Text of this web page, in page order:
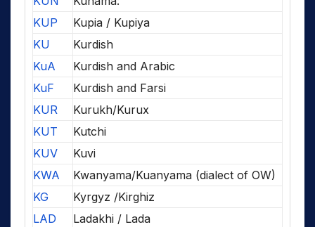
KUP
Kupia / Kupiya
KU
Kurdish
KuA
Kurdish and Arabic
KuF
Kurdish and Farsi
KUR
Kurukh/Kurux
KUT
Kutchi
KUV
Kuvi
KWA
Kwanyama/Kuanyama (dialect of OW)
KG
Kyrgyz /Kirghiz
LAD
Ladakhi / Lada